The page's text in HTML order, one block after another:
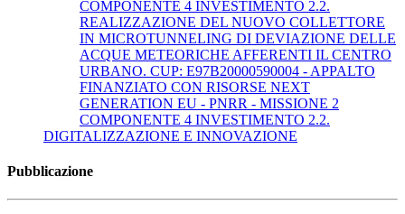
COMPONENTE 4 INVESTIMENTO 2.2.
REALIZZAZIONE DEL NUOVO COLLETTORE
IN MICROTUNNELING DI DEVIAZIONE DELLE
ACQUE METEORICHE AFFERENTI IL CENTRO
URBANO. CUP: E97B20000590004 - APPALTO
FINANZIATO CON RISORSE NEXT
GENERATION EU - PNRR - MISSIONE 2
COMPONENTE 4 INVESTIMENTO 2.2.
DIGITALIZZAZIONE E INNOVAZIONE
Pubblicazione